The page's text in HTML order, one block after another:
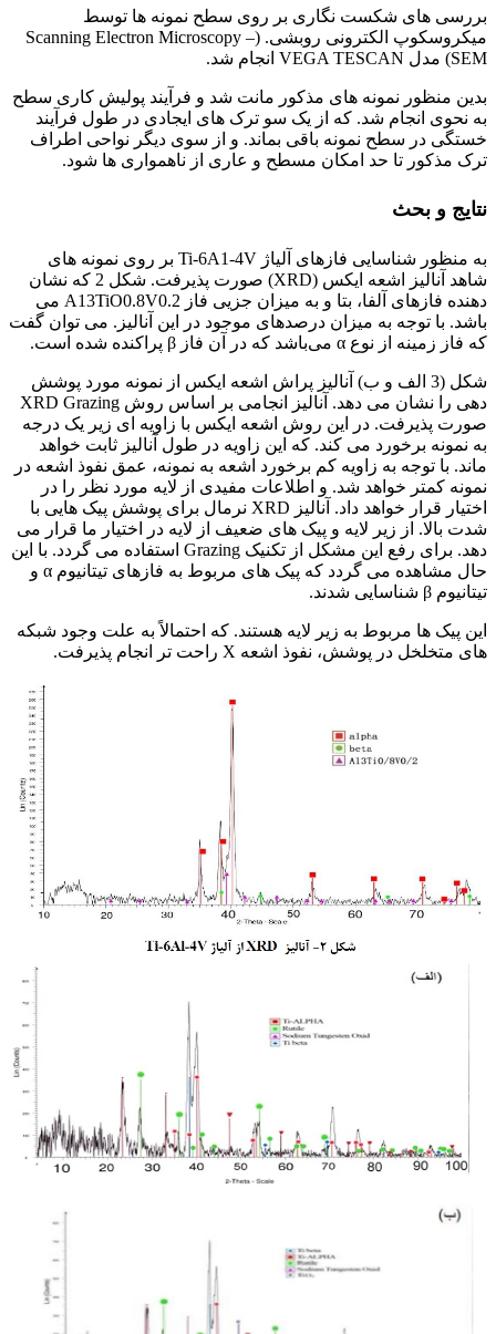
بررسی های شکست نگاری بر روی سطح نمونه ها توسط
میکروسکوپ الکترونی روبشی. (Scanning Electron Microscopy –
SEM) مدل VEGA TESCAN انجام شد.
بدین منظور نمونه های مذکور مانت شد و فرآیند پولیش کاری سطح
به نحوی انجام شد. که از یک سو ترک های ایجادی در طول فرآیند
خستگی در سطح نمونه باقی بماند. و از سوی دیگر نواحی اطراف
ترک مذکور تا حد امکان مسطح و عاری از ناهمواری ها شود.
نتایج و بحث
به منظور شناسایی فازهای آلیاژ Ti-6A1-4V بر روی نمونه های
شاهد آنالیز اشعه ایکس (XRD) صورت پذیرفت. شکل 2 که نشان
دهنده فازهای آلفا، بتا و به میزان جزیی فاز A13TiO0.8V0.2 می
باشد. با توجه به میزان درصدهای موجود در این آنالیز. می توان گفت
که فاز زمینه از نوع α می‌باشد که در آن فاز β پراکنده شده است.
شکل (3 الف و ب) آنالیز پراش اشعه ایکس از نمونه مورد پوشش
دهی را نشان می دهد. آنالیز انجامی بر اساس روش XRD Grazing
صورت پذیرفت. در این روش اشعه ایکس با زاویه ای زیر یک درجه
به نمونه برخورد می کند. که این زاویه در طول آنالیز ثابت خواهد
ماند. با توجه به زاویه کم برخورد اشعه به نمونه، عمق نفوذ اشعه در
نمونه کمتر خواهد شد. و اطلاعات مفیدی از لایه مورد نظر را در
اختیار قرار خواهد داد. آنالیز XRD نرمال برای پوشش پیک هایی با
شدت بالا. از زیر لایه و پیک های ضعیف از لایه در اختیار ما قرار می
دهد. برای رفع این مشکل از تکنیک Grazing استفاده می گردد. با این
حال مشاهده می گردد که پیک های مربوط به فازهای تیتانیوم α و
تیتانیوم β شناسایی شدند.
این پیک ها مربوط به زیر لایه هستند. که احتمالاً به علت وجود شبکه
های متخلخل در پوشش، نفوذ اشعه X راحت تر انجام پذیرفت.